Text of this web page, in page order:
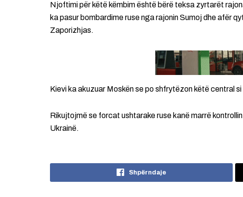
Njoftimi për këtë këmbim është bërë teksa zyrtarët
ka pasur bombardime ruse nga rajonin Sumoj dhe afër
Zaporizhjas.
Kievi ka akuzuar Moskën se po shfrytëzon këtë central
Rikujtojmë se forcat ushtarake ruse kanë marrë
Ukrainë.
Shpërndaje